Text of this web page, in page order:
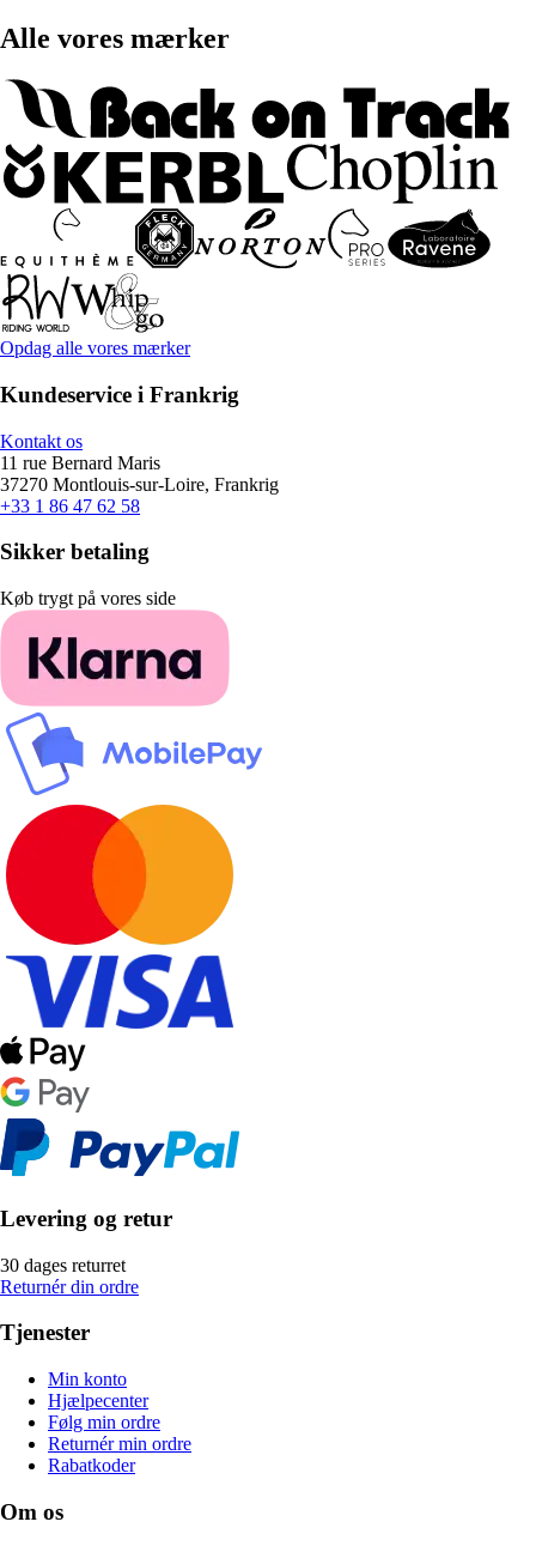
Alle vores mærker
Opdag alle vores mærker
Kundeservice i Frankrig
Kontakt os
11 rue Bernard Maris
37270 Montlouis-sur-Loire, Frankrig
+33 1 86 47 62 58
Sikker betaling
Køb trygt på vores side
Levering og retur
30 dages returret
Returnér din ordre
Tjenester
Min konto
Hjælpecenter
Følg min ordre
Returnér min ordre
Rabatkoder
Om os